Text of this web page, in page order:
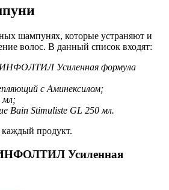
шампунях, которые устраняют и
волос. В данный список входят:
Усиленная формула
с Аминекcилом;
мл;
Bain Stimuliste GL 250 мл.
продукт.
Усиленная